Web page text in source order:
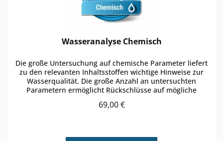
Wasseranalyse Chemisch
Die große Untersuchung auf chemische Parameter liefert
zu den relevanten Inhaltsstoffen wichtige Hinweise zur
Wasserqualität. Die große Anzahl an untersuchten
Parametern ermöglicht Rückschlüsse auf mögliche
69,00 €